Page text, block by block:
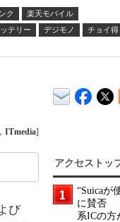
ク
楽天モバイル
テリー デジモノ
チョイ得
， ITmedia]
び
アクセストッ
“Suicaが
に賛否
系ICの方